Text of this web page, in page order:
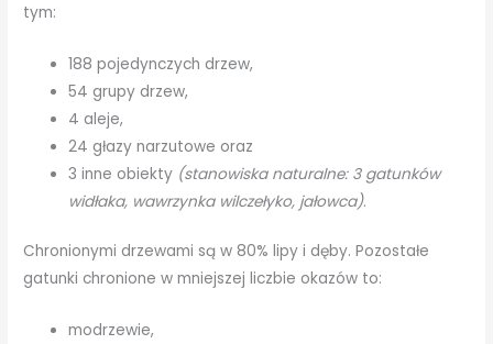
tym:
188 pojedynczych drzew,
54 grupy drzew,
4 aleje,
24 głazy narzutowe oraz
3 inne obiekty (stanowiska naturalne: 3 gatunków
widłaka, wawrzynka wilczełyko, jałowca).
Chronionymi drzewami są w 80% lipy i dęby. Pozostałe
gatunki chronione w mniejszej liczbie okazów to:
modrzewie,